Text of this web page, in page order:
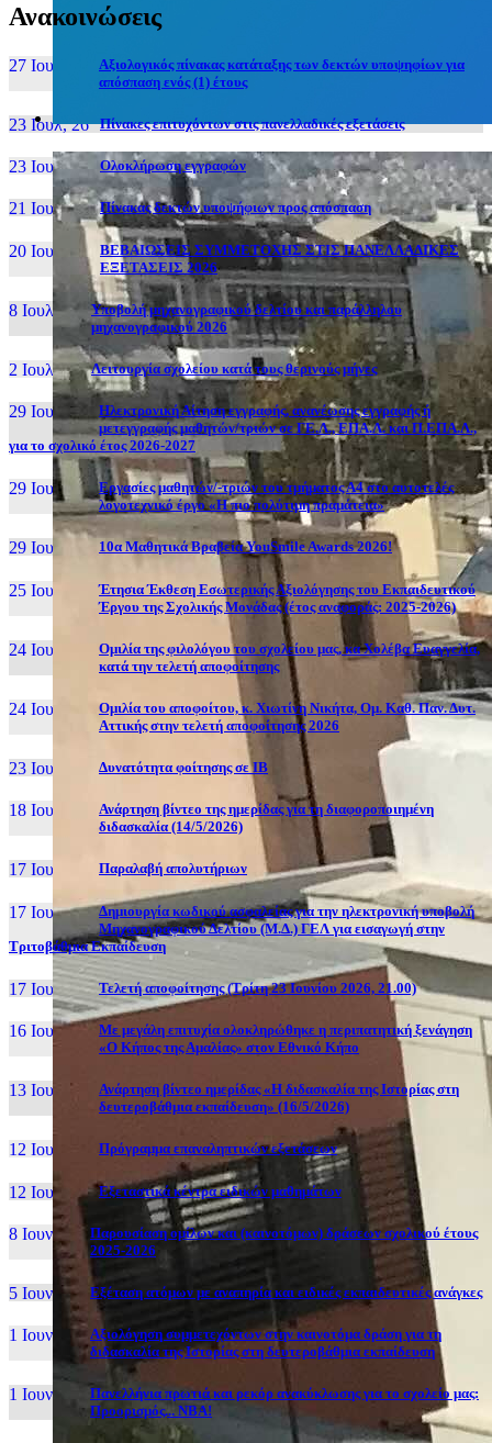
Ανακοινώσεις
27 Ιουν, 26
Αξιολογικός πίνακας κατάταξης των δεκτών υποψηφίων για
απόσπαση ενός (1) έτους
23 Ιουλ, 26 Πίνακες επιτυχόντων στις πανελλαδικές εξετάσεις
23 Ιουλ, 26 Ολοκλήρωση εγγραφών
21 Ιουλ, 26 Πίνακας δεκτών υποψήφιων προς απόσπαση
20 Ιουλ, 26
ΒΕΒΑΙΩΣΕΙΣ ΣΥΜΜΕΤΟΧΗΣ ΣΤΙΣ ΠΑΝΕΛΛΑΔΙΚΕΣ
ΕΞΕΤΑΣΕΙΣ 2026
8 Ιουλ, 26
Υποβολή μηχανογραφικού δελτίου και παράλληλου
μηχανογραφικού 2026
2 Ιουλ, 26 Λειτουργία σχολείου κατά τους θερινούς μήνες
29 Ιουν, 26
Ηλεκτρονική Αίτηση εγγραφής, ανανέωσης εγγραφής ή
μετεγγραφής μαθητών/τριών σε ΓΕ.Λ., ΕΠΑ.Λ. και Π.ΕΠΑ.Λ.,
για το σχολικό έτος 2026-2027
29 Ιουν, 26
Εργασίες μαθητών/-τριών του τμήματος Α4 στο αυτοτελές
λογοτεχνικό έργο «Η πιο πολύτιμη πραμάτεια»
29 Ιουν, 26 10α Μαθητικά Βραβεία YouSmile Awards 2026!
25 Ιουν, 26
Έτησια Έκθεση Εσωτερικής Αξιολόγησης του Εκπαιδευτικού
Έργου της Σχολικής Μονάδας (έτος αναφοράς: 2025-2026)
24 Ιουν, 26
Ομιλία της φιλολόγου του σχολείου μας, κα Χολέβα Ευαγγελία,
κατά την τελετή αποφοίτησης
24 Ιουν, 26
Ομιλία του αποφοίτου, κ. Χιωτίνη Νικήτα, Ομ. Καθ. Παν. Δυτ.
Αττικής στην τελετή αποφοίτησης 2026
23 Ιουν, 26 Δυνατότητα φοίτησης σε ΙΒ
18 Ιουν, 26
Ανάρτηση βίντεο της ημερίδας για τη διαφοροποιημένη
διδασκαλία (14/5/2026)
17 Ιουν, 26 Παραλαβή απολυτήριων
17 Ιουν, 26
Δημιουργία κωδικού ασφαλείας για την ηλεκτρονική υποβολή
Μηχανογραφικού Δελτίου (Μ.Δ.) ΓΕΛ για εισαγωγή στην
Τριτοβάθμια Εκπαίδευση
17 Ιουν, 26 Τελετή αποφοίτησης (Τρίτη 23 Ιουνίου 2026, 21.00)
16 Ιουν, 26
Με μεγάλη επιτυχία ολοκληρώθηκε η περιπατητική ξενάγηση
«Ο Κήπος της Αμαλίας» στον Εθνικό Κήπο
13 Ιουν, 26
Ανάρτηση βίντεο ημερίδας «Η διδασκαλία της Ιστορίας στη
δευτεροβάθμια εκπαίδευση» (16/5/2026)
12 Ιουν, 26 Πρόγραμμα επαναληπτικών εξετάσεων
12 Ιουν, 26 Εξεταστικά κέντρα ειδικών μαθημάτων
8 Ιουν, 26
Παρουσίαση ομίλων και (καινοτόμων) δράσεων σχολικού έτους
2025-2026
5 Ιουν, 26 Εξέταση ατόμων με αναπηρία και ειδικές εκπαιδευτικές ανάγκες
1 Ιουν, 26
Αξιολόγηση συμμετεχόντων στην καινοτόμα δράση για τη
διδασκαλία της Ιστορίας στη δευτεροβάθμια εκπαίδευση
1 Ιουν, 26
Πανελλήνια πρωτιά και ρεκόρ ανακύκλωσης για το σχολείο μας:
Προορισμός... NBA!